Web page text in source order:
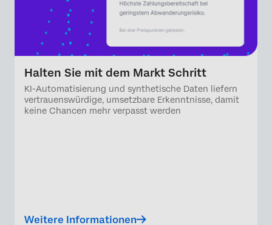
Halten Sie mit dem Markt Schritt
KI-Automatisierung und synthetische Daten liefern
vertrauenswürdige, umsetzbare Erkenntnisse, damit
keine Chancen mehr verpasst werden
Weitere Informationen